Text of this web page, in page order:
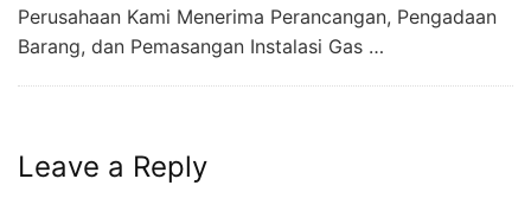
Perusahaan Kami Menerima Perancangan, Pengadaan
Barang, dan Pemasangan Instalasi Gas …
Leave a Reply